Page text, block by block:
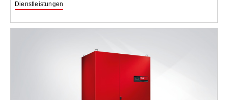
Dienstleistungen